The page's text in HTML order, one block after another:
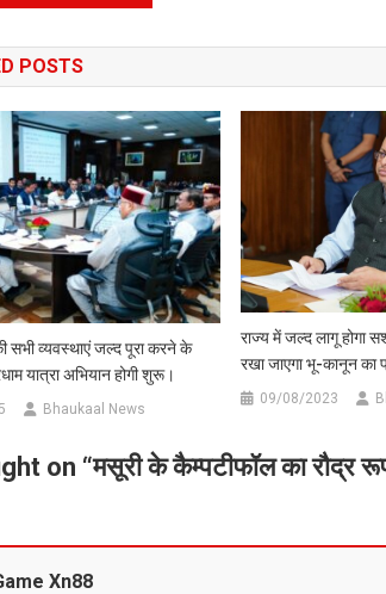
POSTS
सभी व्यवस्थाएं जल्द पूरा करने के
यात्रा अभियान होगी शुरू।
Bhaukaal News
राज्य में जल्द लागू होगा
रखा जाएगा भू-कानून का
09/08/2023
on “मसूरी के कैम्पटीफॉल का रौद्र
Xn88